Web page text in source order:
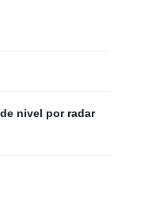
nivel por radar